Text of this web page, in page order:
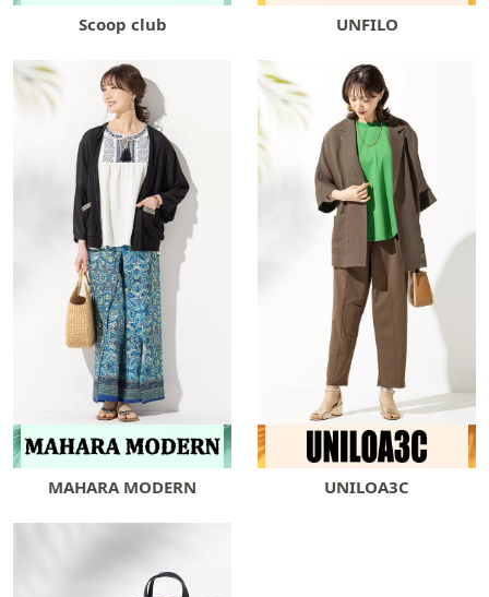
Scoop club UNFILO
MAHARA MODERN UNILOA3C